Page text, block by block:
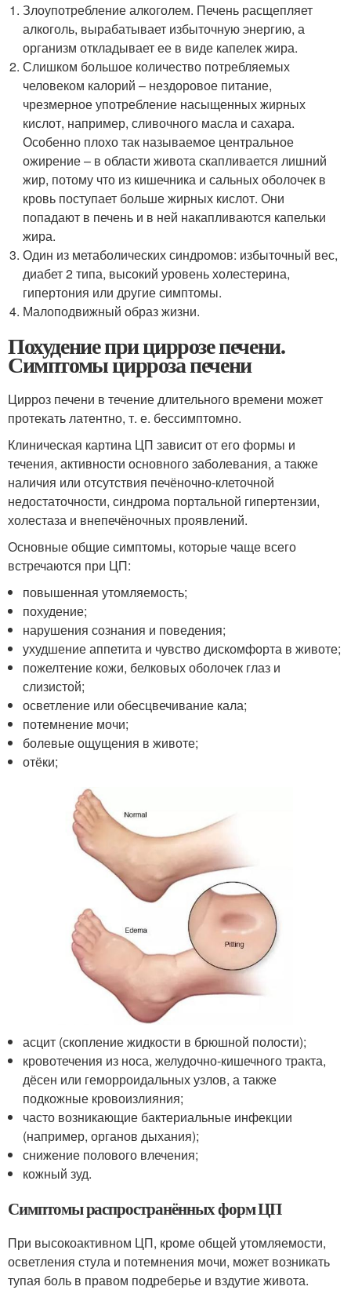
Злоупотребление алкоголем. Печень расщепляет
алкоголь, вырабатывает избыточную энергию, а
организм откладывает ее в виде капелек жира.
Слишком большое количество потребляемых
человеком калорий – нездоровое питание,
чрезмерное употребление насыщенных жирных
кислот, например, сливочного масла и сахара.
Особенно плохо так называемое центральное
ожирение – в области живота скапливается лишний
жир, потому что из кишечника и сальных оболочек в
кровь поступает больше жирных кислот. Они
попадают в печень и в ней накапливаются капельки
жира.
Один из метаболических синдромов: избыточный вес,
диабет 2 типа, высокий уровень холестерина,
гипертония или другие симптомы.
Малоподвижный образ жизни.
Похудение при циррозе печени.
Симптомы цирроза печени
Цирроз печени в течение длительного времени может
протекать латентно, т. е. бессимптомно.
Клиническая картина ЦП зависит от его формы и
течения, активности основного заболевания, а также
наличия или отсутствия печёночно-клеточной
недостаточности, синдрома портальной гипертензии,
холестаза и внепечёночных проявлений.
Основные общие симптомы, которые чаще всего
встречаются при ЦП:
повышенная утомляемость;
похудение;
нарушения сознания и поведения;
ухудшение аппетита и чувство дискомфорта в животе;
пожелтение кожи, белковых оболочек глаз и
слизистой;
осветление или обесцвечивание кала;
потемнение мочи;
болевые ощущения в животе;
отёки;
асцит (скопление жидкости в брюшной полости);
кровотечения из носа, желудочно-кишечного тракта,
дёсен или геморроидальных узлов, а также
подкожные кровоизлияния;
часто возникающие бактериальные инфекции
(например, органов дыхания);
снижение полового влечения;
кожный зуд.
Симптомы распространённых форм ЦП
При высокоактивном ЦП, кроме общей утомляемости,
осветления стула и потемнения мочи, может возникать
тупая боль в правом подреберье и вздутие живота.